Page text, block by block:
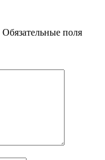
Обязательные поля